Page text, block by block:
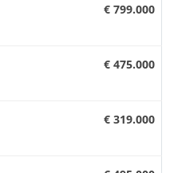
€ 799.000
€ 475.000
€ 319.000